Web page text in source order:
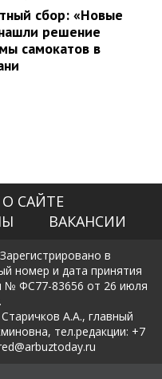
сбор: «Новые
решение
самокатов в
О САЙТЕ
ВАКАНСИИ
в
номер и дата принятия
№ ФС77-83656 от 26 июля
А.А., главный
тел.редакции: +7